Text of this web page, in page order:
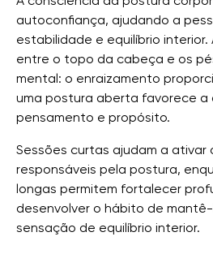
autoconfiança, ajudando a
estabilidade e equilíbrio
entre o topo da cabeça e os
mental: o enraizamento
uma postura aberta favorece a
pensamento e propósito.
Sessões curtas ajudam a ativar
responsáveis ​​pela postura,
longas permitem fortalecer
desenvolver o hábito de
sensação de equilíbrio interior.